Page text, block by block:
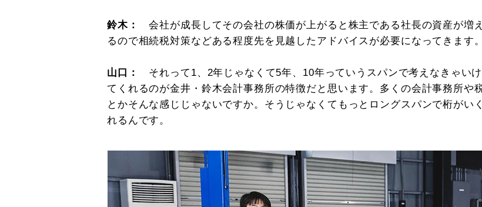
鈴木：会社が成長してその会社の株価が上がると株主である社長の資産が増
るので相続税対策などある程度先を見越したアドバイスが必要になってきます。
山口： それって1、2年じゃなくて5年、10年っていうスパンで考えなきゃい
てくれるのが金井・鈴木会計事務所の特徴だと思います。多くの会計事務所や
とかそんな感じじゃないですか。そうじゃなくてもっとロングスパンで桁がい
れるんです。